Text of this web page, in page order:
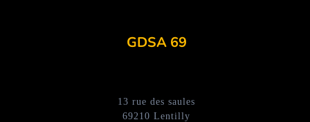
GDSA 69
13 rue des saules
69210 Lentilly